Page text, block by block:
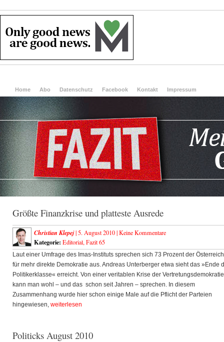
Home Abo Datenschutz Facebook Kontakt Impressum
Größte Finanzkrise und platteste Ausrede
Christian Klepej| 5. August 2010 |Keine Kommentare
Kategorie: Editorial, Fazit 65
Laut einer Umfrage des Imas-Instituts sprechen sich 73 Prozent der
für mehr direkte Demokratie aus. Andreas Unterberger etwa sieht das »Ende
Politikerklasse« erreicht. Von einer veritablen Krise der Vertretungsdemokratie
kann man wohl – und das schon seit Jahren – sprechen. In diesem
Zusammenhang wurde hier schon einige Male auf die Pflicht der Parteien
hingewiesen, weiterlesen
Politicks August 2010